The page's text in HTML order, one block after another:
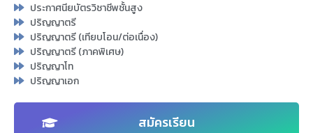
ประกาศนียบัตรวิชาชีพชั้นสูง
ปริญญาตรี
ปริญญาตรี (เทียบโอน/ต่อเนื่อง)
ปริญญาตรี (ภาคพิเศษ)
ปริญญาโท
ปริญญาเอก
สมัครเรียน